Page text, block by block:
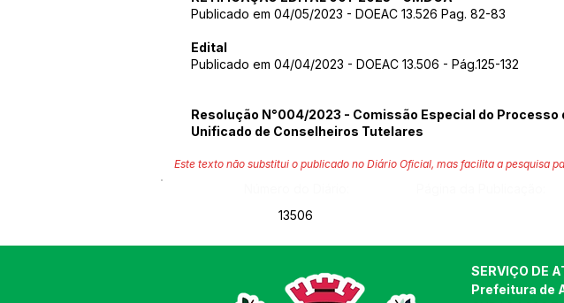
Publicado em 04/05/2023 - DOEAC 13.526 Pag. 82-83
Edital
Publicado em 04/04/2023 - DOEAC 13.506 - Pág.125-132
Resolução N°004/2023 - Comissão Especial do Processo
Unificado de Conselheiros Tutelares
Este texto não substitui o publicado no Diário Oficial, mas facilita a pesquisa
13506
SERVIÇO DE
Prefeitura de